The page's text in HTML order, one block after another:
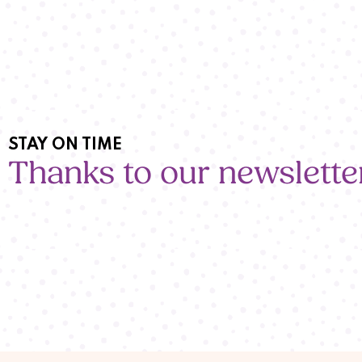
STAY ON TIME
Thanks to our